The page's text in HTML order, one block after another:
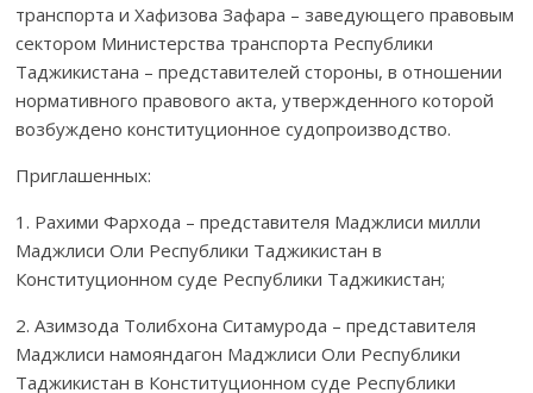
транспорта и Хафизова Зафара – заведующего правовым
сектором Министерства транспорта Республики
Таджикис­тана – представителей стороны, в отношении
норматив­ного правового акта, утвержденного которой
возбуждено конституционное судопроиз­водство.
Приглашенных:
1. Рахими Фархода – представителя Маджлиси милли
Маджлиси Оли Республики Таджикистан в
Конституционном суде Республики Таджикистан;
2. Азимзода Толибхона Ситамурода – представителя
Маджлиси намоян­дагон Маджлиси Оли Республики
Таджикистан в Конституцион­ном суде Республики